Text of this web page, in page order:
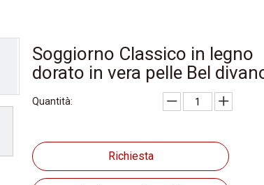
Soggiorno Classico in legno
dorato in vera pelle Bel
Quantità:
Richiesta